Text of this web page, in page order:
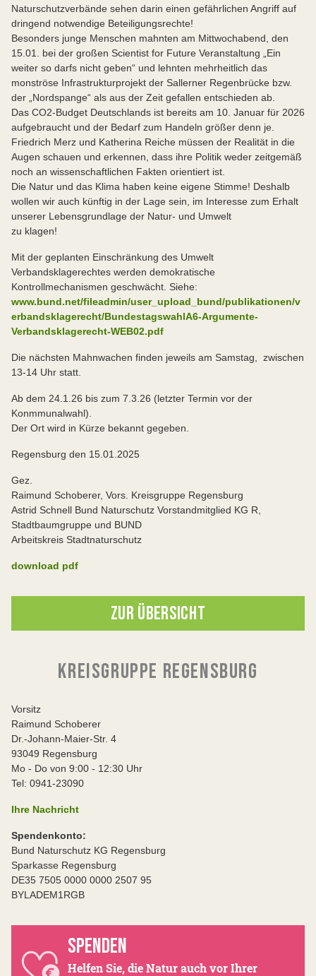
Naturschutzverbände sehen darin einen gefährlichen Angriff auf
dringend notwendige Beteiligungsrechte!
Besonders junge Menschen mahnten am Mittwochabend, den
15.01. bei der großen Scientist for Future Veranstaltung „Ein
weiter so darfs nicht geben“ und lehnten mehrheitlich das
monströse Infrastrukturprojekt der Sallerner Regenbrücke bzw.
der „Nordspange“ als aus der Zeit gefallen entschieden ab.
Das CO2-Budget Deutschlands ist bereits am 10. Januar für 2026
aufgebraucht und der Bedarf zum Handeln größer denn je.
Friedrich Merz und Katherina Reiche müssen der Realität in die
Augen schauen und erkennen, dass ihre Politik weder zeitgemäß
noch an wissenschaftlichen Fakten orientiert ist.
Die Natur und das Klima haben keine eigene Stimme! Deshalb
wollen wir auch künftig in der Lage sein, im Interesse zum Erhalt
unserer Lebensgrundlage der Natur- und Umwelt
zu klagen!
Mit der geplanten Einschränkung des Umwelt
Verbandsklagerechtes werden demokratische
Kontrollmechanismen geschwächt. Siehe:
www.bund.net/fileadmin/user_upload_bund/publikationen/v
erbandsklagerecht/BundestagswahlA6-Argumente-
Verbandsklagerecht-WEB02.pdf
Die nächsten Mahnwachen finden jeweils am Samstag, zwischen
13-14 Uhr statt.
Ab dem 24.1.26 bis zum 7.3.26 (letzter Termin vor der
Konmmunalwahl).
Der Ort wird in Kürze bekannt gegeben.
Regensburg den 15.01.2025
Gez.
Raimund Schoberer, Vors. Kreisgruppe Regensburg
Astrid Schnell Bund Naturschutz Vorstandmitglied KG R,
Stadtbaumgruppe und BUND
Arbeitskreis Stadtnaturschutz
download pdf
ZUR ÜBERSICHT
KREISGRUPPE REGENSBURG
Vorsitz
Raimund Schoberer
Dr.-Johann-Maier-Str. 4
93049 Regensburg
Mo - Do von 9:00 - 12:30 Uhr
Tel: 0941-23090
Ihre Nachricht
Spendenkonto:
Bund Naturschutz KG Regensburg
Sparkasse Regensburg
DE35 7505 0000 0000 2507 95
BYLADEM1RGB
SPENDEN
Helfen Sie, die Natur auch vor Ihrer